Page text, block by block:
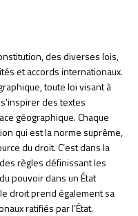
des diverses lois,
et accords internationaux.
toute loi visant à
des textes
géographique. Chaque
qui est la norme suprême,
du droit. C’est dans la
règles définissant les
pouvoir dans un État
droit prend également sa
ratifiés par l’État.